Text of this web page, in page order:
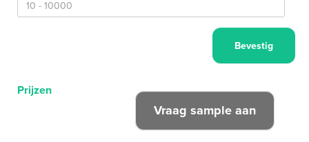
Prijzen